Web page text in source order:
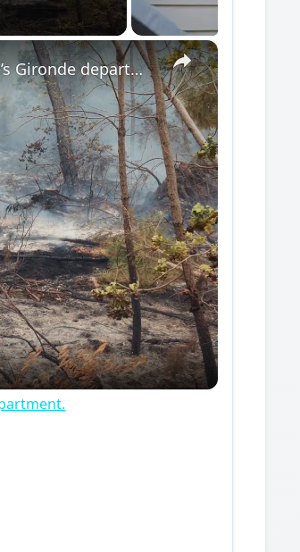
×
France: Wildfire continues to spread in France’s Gironde department​​​​​​​.